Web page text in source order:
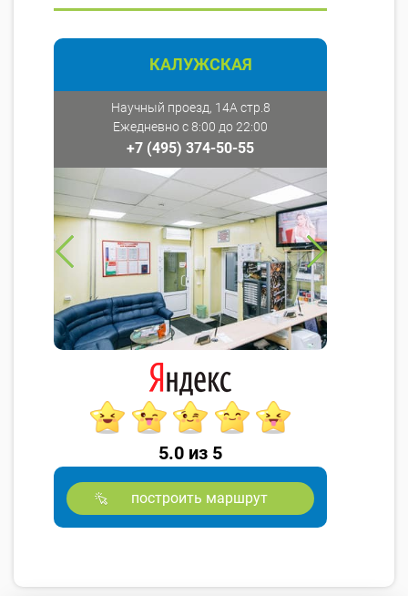
КАЛУЖСКАЯ
Научный проезд, 14А стр.8
Ежедневно с 8:00 до 22:00
+7 (495) 374-50-55
5.0 из 5
построить маршрут